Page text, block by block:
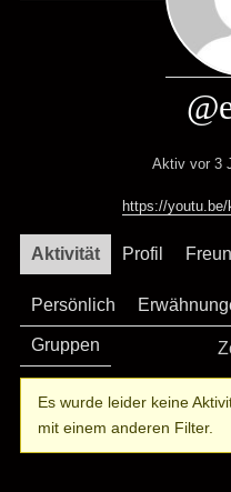
Aktiv vor 3
https://
Aktivität Profil
Persönlich
Gruppen
Es wurde leider keine
mit einem anderen Filter.